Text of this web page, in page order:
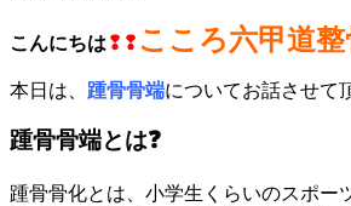
こんにちは ❢❢ こころ六甲道
本日は、 踵骨骨端についてお話させて
踵骨骨端とは❓
踵骨骨化とは、小学生くらいのスポー